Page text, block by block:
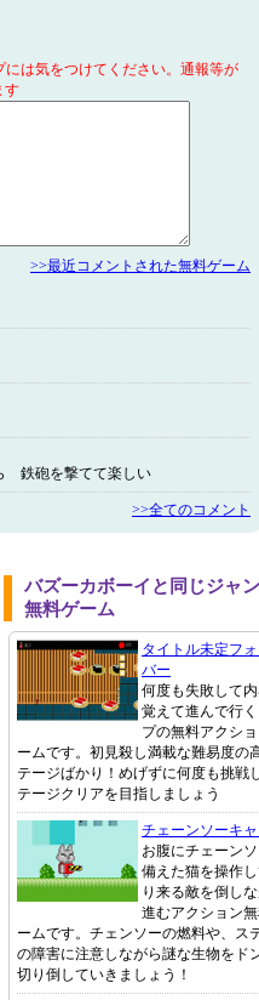
は気をつけてください。通報等が
す
>>最近コメントされた無料ゲーム
鉄砲を撃てて楽しい
>>全てのコメント
バズーカボーイと同じジャ
無料ゲーム
タイトル未定フ
バー
何度も失敗して
覚えて進んで行く
プの無料アクシ
ームです。初見殺し満載な難易度の
テージばかり！めげずに何度も挑戦
テージクリアを目指しましょう
チェーンソーキャ
お腹にチェーン
備えた猫を操作し
り来る敵を倒し
進むアクション
ームです。チェンソーの燃料や、ス
の障害に注意しながら謎な生物をド
切り倒していきましょう！